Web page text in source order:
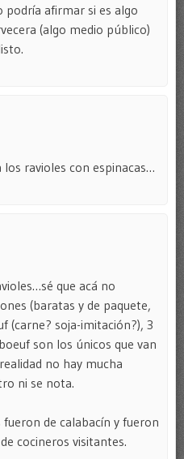
podría afirmar si es algo
(algo medio público)
ravioles con espinacas…
que acá no
(baratas y de paquete,
(carne? soja-imitación?), 3
son los únicos que van
no hay mucha
ni se nota.
de calabacín y fueron
cocineros visitantes.